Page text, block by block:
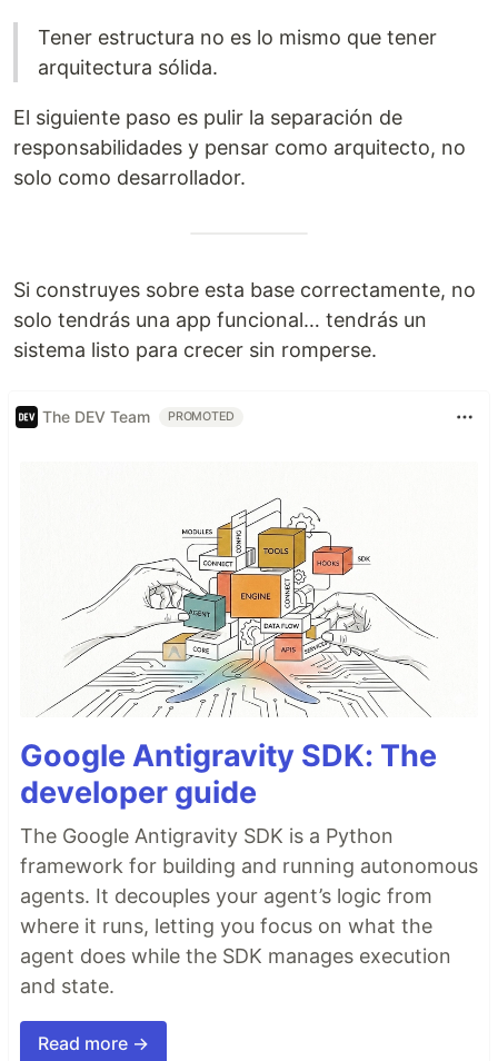
Tener estructura no es lo mismo que tener
arquitectura sólida.
El siguiente paso es pulir la separación de
responsabilidades y pensar como arquitecto, no
solo como desarrollador.
Si construyes sobre esta base correctamente, no
solo tendrás una app funcional… tendrás un
sistema listo para crecer sin romperse.
The DEV Team PROMOTED
Google Antigravity SDK: The
developer guide
The Google Antigravity SDK is a Python
framework for building and running autonomous
agents. It decouples your agent’s logic from
where it runs, letting you focus on what the
agent does while the SDK manages execution
and state.
Read more →